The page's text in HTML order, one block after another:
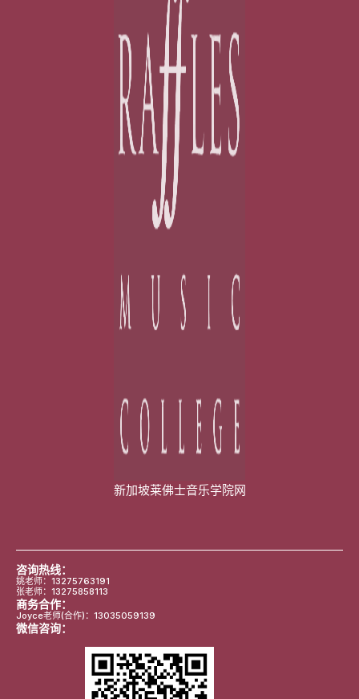
新加坡莱佛士音乐学院网
咨询热线：
姚老师：13275763191
张老师：13275858113
商务合作：
Joyce老师(合作)：13035059139
微信咨询：